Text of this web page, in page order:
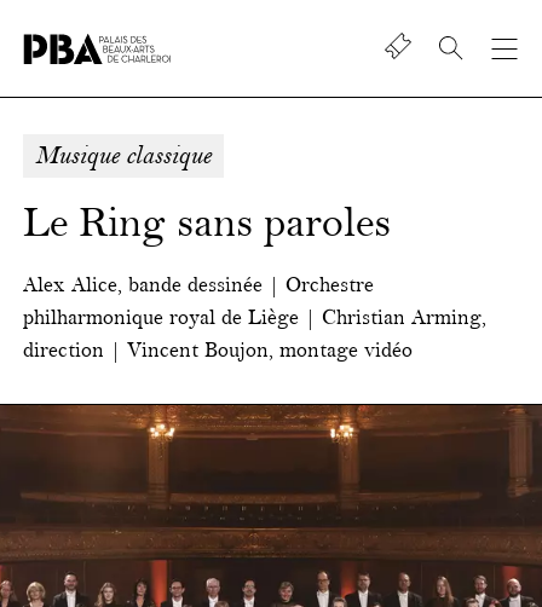
beaux-
de
Charleroi
Shop
Musique classique
Le Ring sans paroles
Alex Alice, bande dessinée | Orchestre
philharmonique royal de Liège | Christian Arming,
direction | Vincent Boujon, montage vidéo